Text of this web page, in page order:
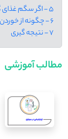
5 - اگر سگم غذای گربه را خورد، چه کنم؟
6 - چگونه از خوردن غذای گربه توسط سگ خود جلوگیری کنیم؟
7 - نتیجه گیری
مطالب آموزشی